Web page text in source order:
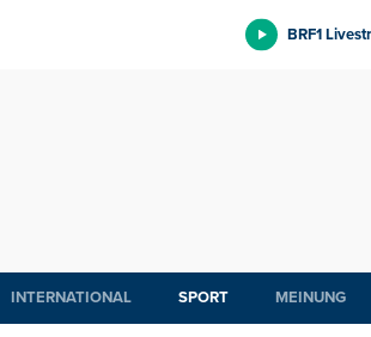
BRF1
INTERNATIONAL SPORT MEINUNG